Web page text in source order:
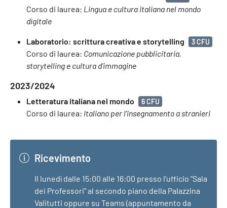
Corso di laurea: Lingua e cultura italiana nel mondo
digitale
Laboratorio: scrittura creativa e storytelling 3 CFU
Corso di laurea: Comunicazione pubblicitaria,
storytelling e cultura d'immagine
2023/2024
Letteratura italiana nel mondo 6 CFU
Corso di laurea: Italiano per l'insegnamento a stranieri
Ricevimento
Il lunedì dalle 15:00 alle 16:00 presso l'ufficio "Sala
dei Professori" al secondo piano della Palazzina
Valitutti oppure su Teams (appuntamento da